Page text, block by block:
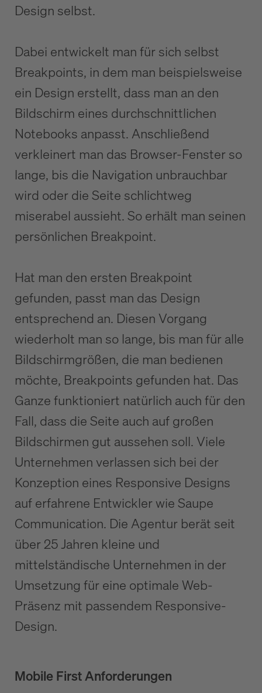
Design selbst.
Dabei entwickelt man für sich selbst
Breakpoints, in dem man beispielsweise
ein Design erstellt, dass man an den
Bildschirm eines durchschnittlichen
Notebooks anpasst. Anschließend
verkleinert man das Browser-Fenster so
lange, bis die Navigation unbrauchbar
wird oder die Seite schlichtweg
miserabel aussieht. So erhält man seinen
persönlichen Breakpoint.
Hat man den ersten Breakpoint
gefunden, passt man das Design
entsprechend an. Diesen Vorgang
wiederholt man so lange, bis man für alle
Bildschirmgrößen, die man bedienen
möchte, Breakpoints gefunden hat. Das
Ganze funktioniert natürlich auch für den
Fall, dass die Seite auch auf großen
Bildschirmen gut aussehen soll. Viele
Unternehmen verlassen sich bei der
Konzeption eines Responsive Designs
auf erfahrene Entwickler wie Saupe
Communication. Die Agentur berät seit
über 25 Jahren kleine und
mittelständische Unternehmen in der
Umsetzung für eine optimale Web-
Präsenz mit passendem Responsive-
Design.
Mobile First Anforderungen